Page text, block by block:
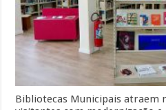
Bibliotecas Municipais atraem